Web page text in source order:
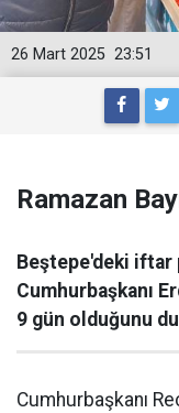
23:51
26 Mart 2025
Ramazan
Beştepe'deki iftar
Cumhurbaşkanı
9 gün olduğunu
Cumhurbaşkanı